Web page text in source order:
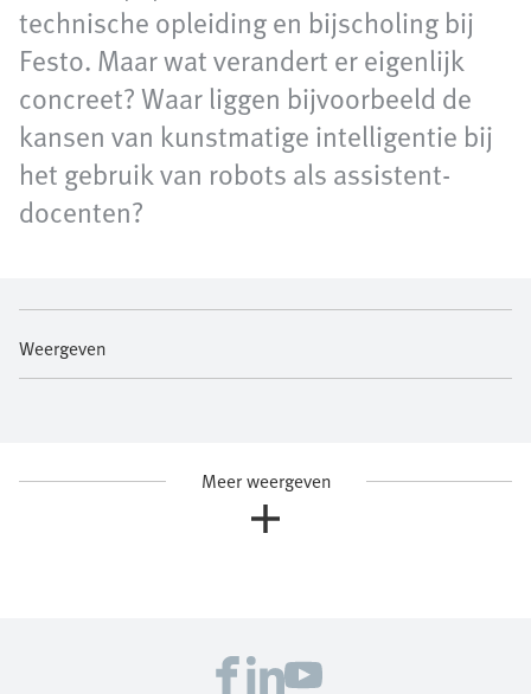
technische opleiding en bijscholing bij
Festo. Maar wat verandert er eigenlijk
concreet? Waar liggen bijvoorbeeld de
kansen van kunstmatige intelligentie bij
het gebruik van robots als assistent-
docenten?
Weergeven
Meer weergeven